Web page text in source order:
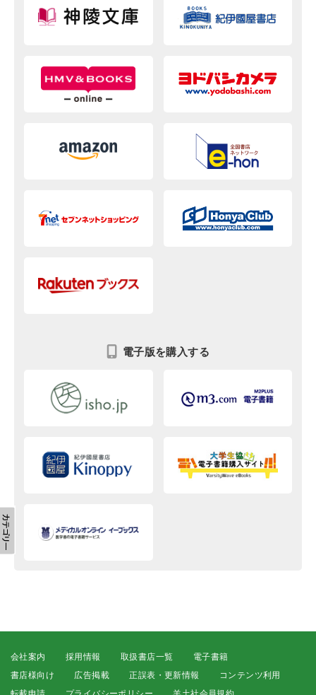
電子版を購入する
会社案内 採用情報 取扱書店一覧
電子書籍
書店様向け
広告掲載 正誤表・更新情報
コンテンツ利用